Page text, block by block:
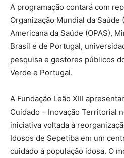
A programação contará com
Organização Mundial da Saúde
Americana da Saúde (OPAS),
Brasil e de Portugal,
pesquisa e gestores públicos
Verde e Portugal.
A Fundação Leão XIII
Cuidado – Inovação Territorial
iniciativa voltada à
Idosos de Sepetiba em um
cuidado à população idosa. O